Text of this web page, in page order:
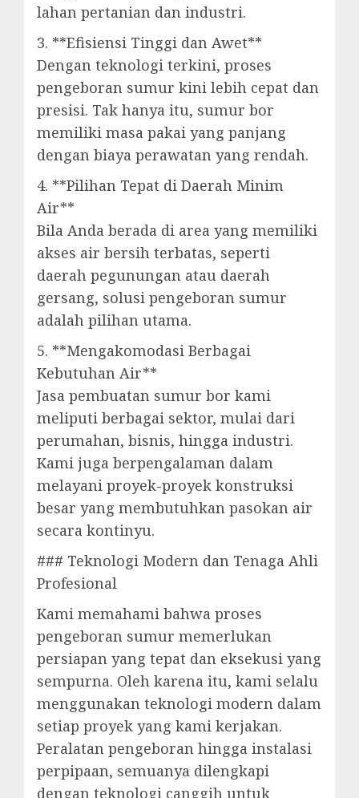
lahan pertanian dan industri.
3. **Efisiensi Tinggi dan Awet**
Dengan teknologi terkini, proses
pengeboran sumur kini lebih cepat dan
presisi. Tak hanya itu, sumur bor
memiliki masa pakai yang panjang
dengan biaya perawatan yang rendah.
4. **Pilihan Tepat di Daerah Minim
Air**
Bila Anda berada di area yang memiliki
akses air bersih terbatas, seperti
daerah pegunungan atau daerah
gersang, solusi pengeboran sumur
adalah pilihan utama.
5. **Mengakomodasi Berbagai
Kebutuhan Air**
Jasa pembuatan sumur bor kami
meliputi berbagai sektor, mulai dari
perumahan, bisnis, hingga industri.
Kami juga berpengalaman dalam
melayani proyek-proyek konstruksi
besar yang membutuhkan pasokan air
secara kontinyu.
### Teknologi Modern dan Tenaga Ahli
Profesional
Kami memahami bahwa proses
pengeboran sumur memerlukan
persiapan yang tepat dan eksekusi yang
sempurna. Oleh karena itu, kami selalu
menggunakan teknologi modern dalam
setiap proyek yang kami kerjakan.
Peralatan pengeboran hingga instalasi
perpipaan, semuanya dilengkapi
dengan teknologi canggih untuk